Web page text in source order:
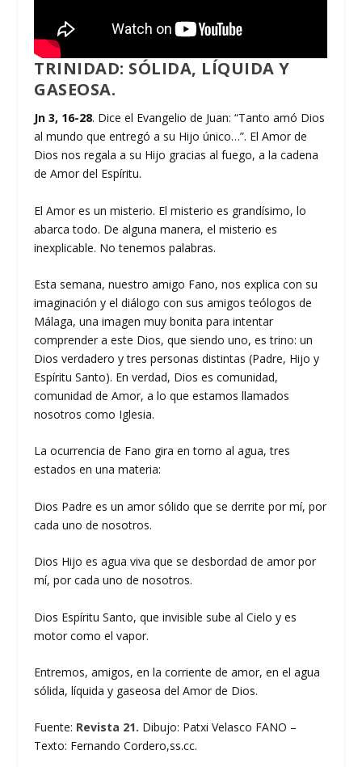
TRINIDAD: SÓLIDA, LÍQUIDA Y
GASEOSA.
Jn 3, 16-28. Dice el Evangelio de Juan: “Tanto amó Dios
al mundo que entregó a su Hijo único…”. El Amor de
Dios nos regala a su Hijo gracias al fuego, a la cadena
de Amor del Espíritu.
El Amor es un misterio. El misterio es grandísimo, lo
abarca todo. De alguna manera, el misterio es
inexplicable. No tenemos palabras.
Esta semana, nuestro amigo Fano, nos explica con su
imaginación y el diálogo con sus amigos teólogos de
Málaga, una imagen muy bonita para intentar
comprender a este Dios, que siendo uno, es trino: un
Dios verdadero y tres personas distintas (Padre, Hijo y
Espíritu Santo). En verdad, Dios es comunidad,
comunidad de Amor, a lo que estamos llamados
nosotros como Iglesia.
La ocurrencia de Fano gira en torno al agua, tres
estados en una materia:
Dios Padre es un amor sólido que se derrite por mí, por
cada uno de nosotros.
Dios Hijo es agua viva que se desbordad de amor por
mí, por cada uno de nosotros.
Dios Espíritu Santo, que invisible sube al Cielo y es
motor como el vapor.
Entremos, amigos, en la corriente de amor, en el agua
sólida, líquida y gaseosa del Amor de Dios.
Fuente: Revista 21. Dibujo: Patxi Velasco FANO –
Texto: Fernando Cordero,ss.cc.